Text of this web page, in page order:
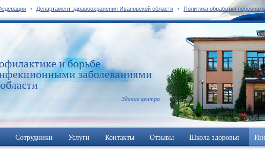
• Департамент здравоохранения Ивановской области • Политика обработки
Сотрудники Услуги Контакты Отзывы Школа здоровья